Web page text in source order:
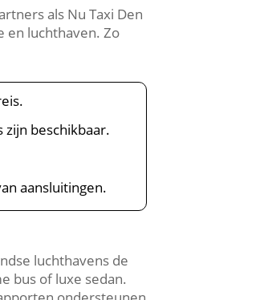
als Nu Taxi Den
en luchthaven. Zo
beschikbaar.
aansluitingen.
luchthavens de
bus of luxe sedan.